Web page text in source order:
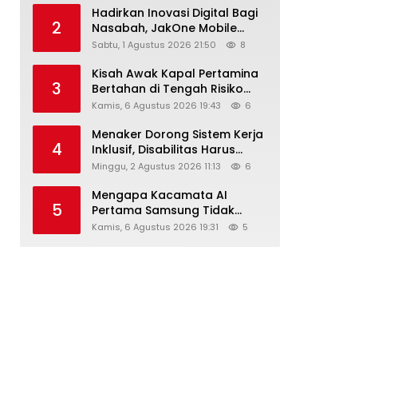
2
Hadirkan Inovasi Digital Bagi
Nasabah, JakOne Mobile
Antar Bank Jakarta Sukses
Awards 2026
Sabtu, 1 Agustus 2026 21:50 8
3
Kisah Awak Kapal Pertamina
Bertahan di Tengah Risiko
Pelayaran Selat Hormuz
Kamis, 6 Agustus 2026 19:43 6
4
Menaker Dorong Sistem Kerja
Inklusif, Disabilitas Harus
Dapat Kesempatan Setara
Minggu, 2 Agustus 2026 11:13 6
5
Mengapa Kacamata AI
Pertama Samsung Tidak
Dibekali Layar?
Kamis, 6 Agustus 2026 19:31 5